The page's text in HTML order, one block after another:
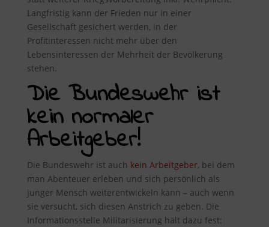
Langfristig kann der Frieden nur in einer
Gesellschaft gesichert werden, in der
Profitinteressen nicht mehr über den
Lebensinteressen der Mehrheit der Bevölkerung
stehen.
Die Bundeswehr ist
kein normaler
Arbeitgeber!
Die Bundeswehr ist auch kein Arbeitgeber, bei dem
man Abenteuer erleben und sich persönlich als
junger Mensch weiterentwickeln kann – auch wenn
sie versucht, sich diesen Anstrich zu geben. Die
Informationsstelle Militarisierung hält dazu fest: